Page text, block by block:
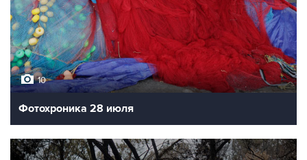
10
Фотохроника 28 июля